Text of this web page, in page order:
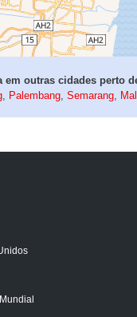
em outras cidades perto
, Palembang, Semarang,